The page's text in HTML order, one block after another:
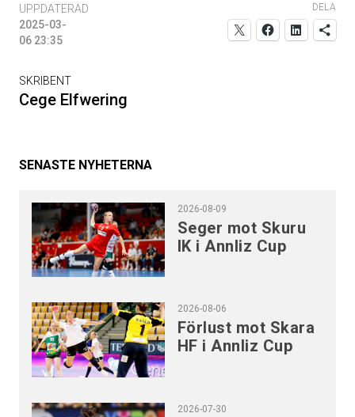
DELA
UPPDATERAD
2025-03-
06 23:35
SKRIBENT
Cege Elfwering
SENASTE NYHETERNA
2026-08-09
Seger mot Skuru
IK i Annliz Cup
2026-08-06
Förlust mot Skara
HF i Annliz Cup
2026-07-30